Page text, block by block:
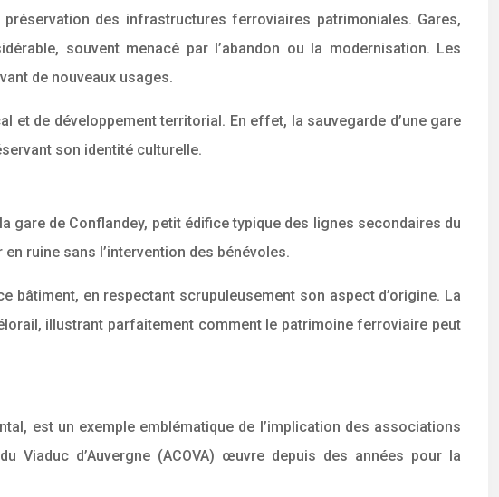
des infrastructures ferroviaires patrimoniales. Gares,
souvent menacé par l’abandon ou la modernisation. Les
de nouveaux usages.
et de développement territorial. En effet, la sauvegarde d’une gare
son identité culturelle.
gare de Conflandey, petit édifice typique des lignes secondaires du
ruine sans l’intervention des bénévoles.
bâtiment, en respectant scrupuleusement son aspect d’origine. La
illustrant parfaitement comment le patrimoine ferroviaire peut
est un exemple emblématique de l’implication des associations
Viaduc d’Auvergne (ACOVA) œuvre depuis des années pour la